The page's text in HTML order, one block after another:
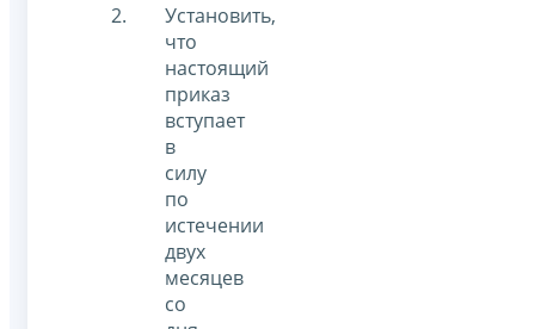
Установить,
что
настоящий
приказ
вступает
в
силу
по
истечении
двух
месяцев
со